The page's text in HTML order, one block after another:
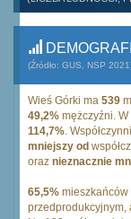
(Źródło: GUS, NSP
Wieś Górki ma 539
49,2% mężczyźni.
114,7%.
mniejszy od
oraz nieznacznie
65,5% mieszkańców
przedprodukcyjnym,